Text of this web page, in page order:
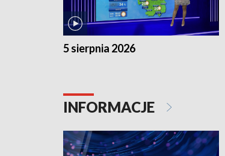
5 sierpnia 2026
INFORMACJE